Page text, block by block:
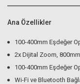
Ana Özellikler
100-400mm Eşdeğer
2x Dijital Zoom,
100-400mm Eşdeğer
Wi-Fi ve Bluetooth